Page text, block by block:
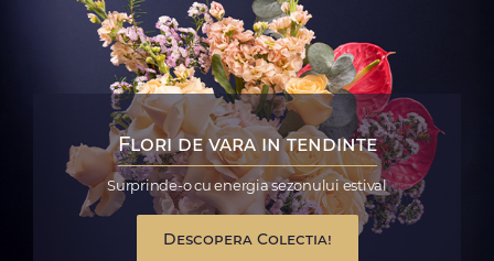
Flori de vara in tendinte
Surprinde-o cu energia sezonului estival
Descopera Colectia!